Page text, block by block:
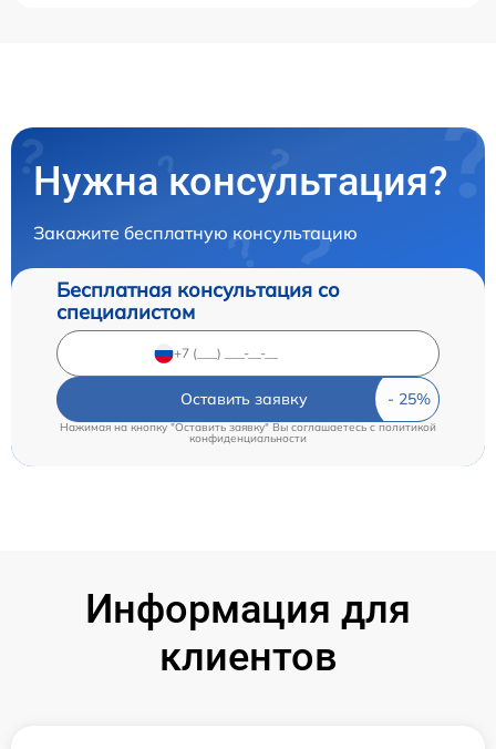
Нужна консультация?
Закажите бесплатную консультацию
Бесплатная консультация со
специалистом
Оставить заявку
Нажимая на кнопку "Оставить заявку" Вы соглашаетесь cполитикой
конфиденциальности
Информация для
клиентов